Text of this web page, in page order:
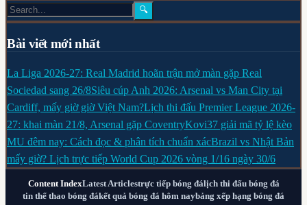
🔍
Bài viết mới nhất
La Liga 2026-27: Real Madrid hoãn trận mở màn gặp Real
Sociedad sang 26/8Siêu cúp Anh 2026: Arsenal vs Man City tại
Cardiff, mấy giờ giờ Việt Nam?Lịch thi đấu Premier League 2026-
27: khai màn 21/8, Arsenal gặp CoventryKovi37 giải mã tỷ lệ kèo
MU đêm nay: Cách đọc & phân tích chuẩn xácBrazil vs Nhật Bản
mấy giờ? Lịch trực tiếp World Cup 2026 vòng 1/16 ngày 30/6
Content IndexLatest Articlestrực tiếp bóng đálịch thi đấu bóng đá
tin thể thao bóng đákết quả bóng đá hôm naybảng xếp hạng bóng đá